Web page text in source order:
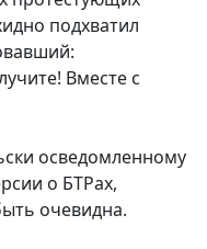
подхватил
Вместе с
осведомленному
о БТРах,
очевидна.